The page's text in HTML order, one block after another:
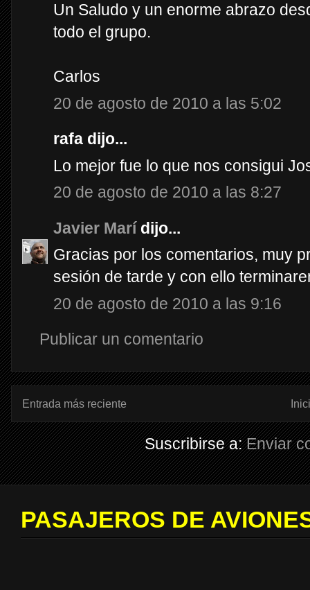
Un Saludo y un enorme abrazo
todo el grupo.
Carlos
20 de agosto de 2010 a las 5:02
rafa dijo...
Lo mejor fue lo que nos consigui
20 de agosto de 2010 a las 8:27
Javier Marídijo...
Gracias por los comentarios, muy
sesión de tarde y con ello
20 de agosto de 2010 a las 9:16
Publicar un comentario
Entrada más reciente
Suscribirse a:Enviar
PASAJEROS DE